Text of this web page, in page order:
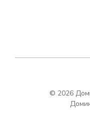
© 2026